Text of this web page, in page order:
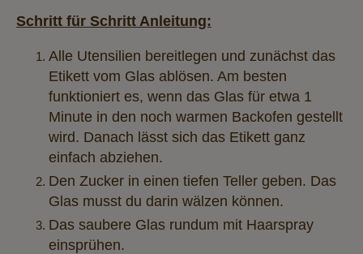
Schritt für Schritt Anleitung:
Alle Utensilien bereitlegen und zunächst das
Etikett vom Glas ablösen. Am besten
funktioniert es, wenn das Glas für etwa 1
Minute in den noch warmen Backofen gestellt
wird. Danach lässt sich das Etikett ganz
einfach abziehen.
Den Zucker in einen tiefen Teller geben. Das
Glas musst du darin wälzen können.
Das saubere Glas rundum mit Haarspray
einsprühen.